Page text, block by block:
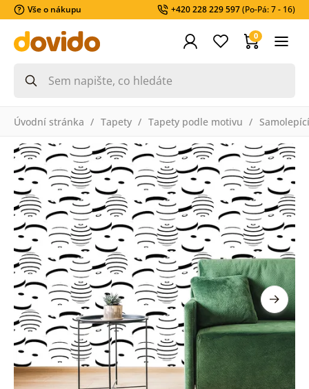
Vše o nákupu +420 228 229 597(Po-Pá: 7 - 16)
0
Úvodní stránka Tapety Tapety podle motivu